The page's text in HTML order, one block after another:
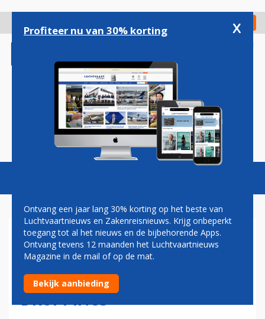
gaan
Check in
Magazine Podcasts Vacatures
NEDERLANDSE C-130
HERCULES VERTREKT
WOENSDAGOCHTEND VOOR
DROPPINGS
Profiteer nu van 30% korting x
Ontvang een jaar lang 30% korting op het beste van
Luchtvaartnieuws en Zakenreisnieuws. Krijg onbeperkt
toegang tot al het nieuws en de bijbehorende Apps.
Ontvang tevens 12 maanden het Luchtvaartnieuws
Magazine in de mail of op de mat.
Bekijk aanbieding